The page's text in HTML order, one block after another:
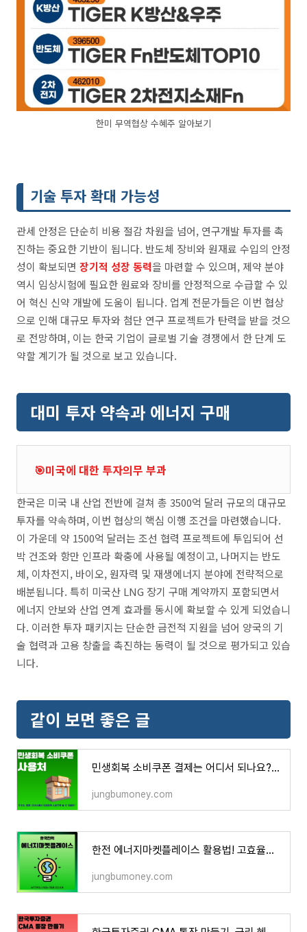
한미 무역협상 수혜주 알아보기
기술 투자 확대 가능성
관세 안정은 단순히 비용 절감 차원을 넘어, 연구개발 투자를 촉
진하는 중요한 기반이 됩니다. 반도체 장비와 원재료 수입의 안정
성이 확보되면 장기적 성장 동력을 마련할 수 있으며, 제약 분야
역시 임상시험에 필요한 원료와 장비를 안정적으로 수급할 수 있
어 혁신 신약 개발에 도움이 됩니다. 업계 전문가들은 이번 협상
으로 인해 대규모 투자와 첨단 연구 프로젝트가 탄력을 받을 것으
로 전망하며, 이는 한국 기업이 글로벌 기술 경쟁에서 한 단계 도
약할 계기가 될 것으로 보고 있습니다.
대미 투자 약속과 에너지 구매
🎯미국에 대한 투자의무 부과
한국은 미국 내 산업 전반에 걸쳐 총 3500억 달러 규모의 대규모
투자를 약속하며, 이번 협상의 핵심 이행 조건을 마련했습니다.
이 가운데 약 1500억 달러는 조선 협력 프로젝트에 투입되어 선
박 건조와 항만 인프라 확충에 사용될 예정이고, 나머지는 반도
체, 이차전지, 바이오, 원자력 및 재생에너지 분야에 전략적으로
배분됩니다. 특히 미국산 LNG 장기 구매 계약까지 포함되면서
에너지 안보와 산업 연계 효과를 동시에 확보할 수 있게 되었습니
다. 이러한 투자 패키지는 단순한 금전적 지원을 넘어 양국의 기
술 협력과 고용 창출을 촉진하는 동력이 될 것으로 평가되고 있습
니다.
같이 보면 좋은 글
민생회복 소비쿠폰 결제는 어디서 되나요? 주유소, 병원, 약국, 다이소 등 사용처 보기
jungbumoney.com
한전 에너지마켓플레이스 활용법! 고효율가전 환급부터 고객번호 조회까지
jungbumoney.com